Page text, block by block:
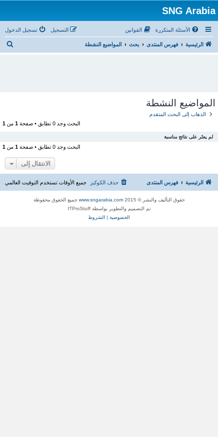
SNG Arabia
الأسئلة المتكررة القوانين تسجيل الدخول التسجيل
الرئيسية فهرس المنتدى بحث المواضيع النشطة
المواضيع النشطة
الذهاب إلى البحث المتقدم
البحث وجد 0 تطابق • صفحة
1 من 1
لم يعثَر على نتائج مناسبة
البحث وجد 0 تطابق • صفحة 1 من 1
الانتقال إلى
الرئيسية فهرس المنتدى جميع الأوقات تستخدم التوقيت العالمي حذف الكوكيز
حقوق التأليف والنشر © 2015 www.sngarabia.com جميع الحقوق محفوظة
تم التصميم والتطوير بواسطه ITProStuff
الخصوصية | الشروط